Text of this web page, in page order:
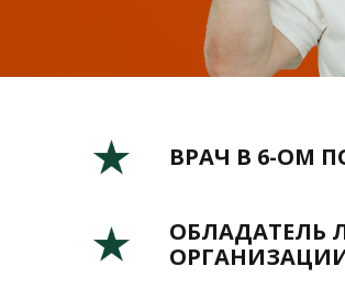
ВРАЧ В 6-ОМ
ОБЛАДАТЕЛЬ